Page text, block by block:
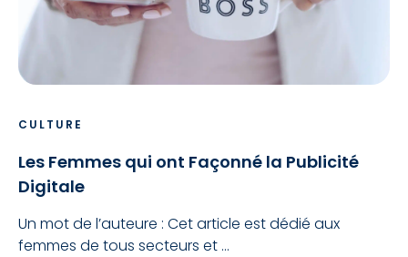
CULTURE
Les Femmes qui ont Façonné la Publicité
Digitale
Un mot de l’auteure : Cet article est dédié aux
femmes de tous secteurs et ...